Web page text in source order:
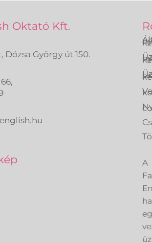
Oktató Kft.
Dózsa György út 150.